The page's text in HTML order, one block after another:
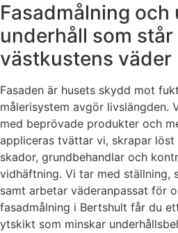
Fasadmålning
underhåll som
västkustens väder
Fasaden är husets skydd mot
målerisystem avgör livslängden.
med beprövade produkter och
appliceras tvättar vi, skrapar
skador, grundbehandlar och
vidhäftning. Vi tar med ställning,
samt arbetar väderanpassat för
fasadmålning i Bertshult får du
ytskikt som minskar